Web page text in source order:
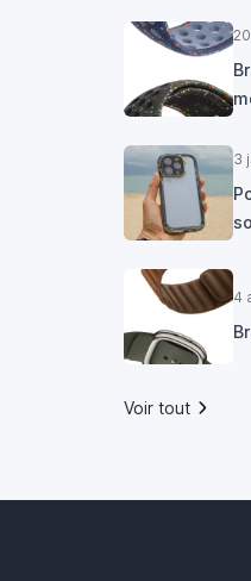
3
4
Voir tout